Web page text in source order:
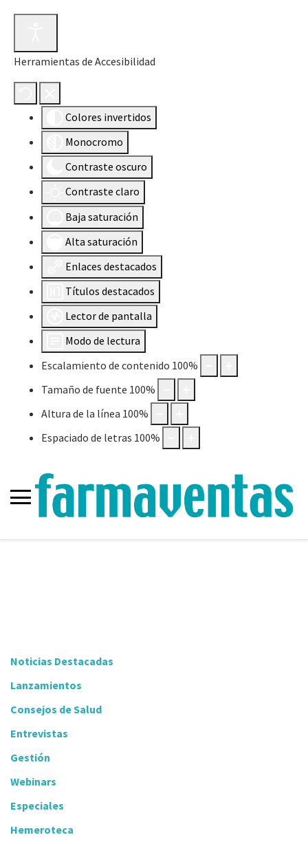
Herramientas de Accesibilidad
Colores invertidos
Monocromo
Contraste oscuro
Contraste claro
Baja saturación
Alta saturación
Enlaces destacados
Títulos destacados
Lector de pantalla
Modo de lectura
Escalamiento de contenido 100%
Tamaño de fuente 100%
Altura de la línea 100%
Espaciado de letras 100%
Noticias Destacadas
Lanzamientos
Consejos de Salud
Entrevistas
Gestión
Webinars
Especiales
Hemeroteca